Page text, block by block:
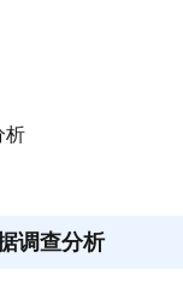
析
调查分析